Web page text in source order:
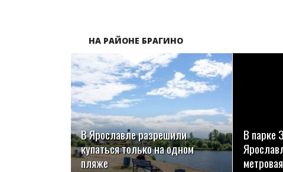
НА РАЙОНЕ БРАГИНО
В Ярославле разрешили
купаться только на одном
пляже
ПОДРОБНЕЕ
В парке